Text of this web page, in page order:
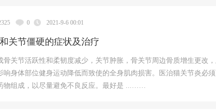
0 2021-9-6 00:01
关节僵硬的症状及治疗
骨关节活跃性和柔韧度减少，关节肿胀，骨关节周边骨质增生更改，
响身体部位健身运动降低而致使的全身肌肉损害。医治猫关节炎必须
物组成，以尽量避免不良反应。最好是 ...……